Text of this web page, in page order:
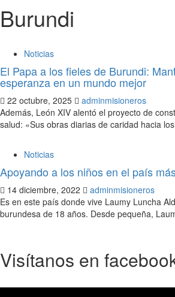
Burundi
Noticias
El Papa a los fieles de Burundi:
esperanza en un mundo mejor
22 octubre, 2025
adminmisioneros
Además, León XIV alentó el proyecto de
salud: «Sus obras diarias de caridad hacia
Noticias
Apoyando a los niños en el país
14 diciembre, 2022
adminmisioneros
Es en este país donde vive Laumy Luncha
burundesa de 18 años. Desde pequeña,
Visítanos en